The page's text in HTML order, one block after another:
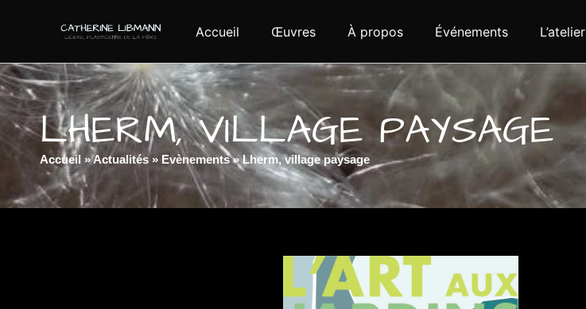
Accueil Œuvres À propos Événements L’atelier
LHERM, VILLAGE PAYSAGE
Accueil »Actualités » Evènements»Lherm, village paysage